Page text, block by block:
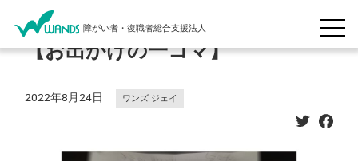
障がい者・復職者総合支援法人
【お出かけの一コマ】
2022年8月24日 ワンズ ジェイ